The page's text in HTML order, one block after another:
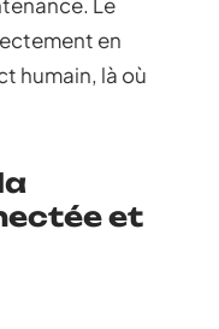
en
humain, là où
et